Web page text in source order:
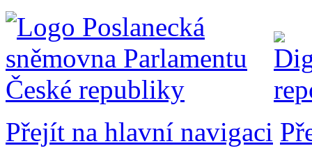
Přejít na hlavní navigaci